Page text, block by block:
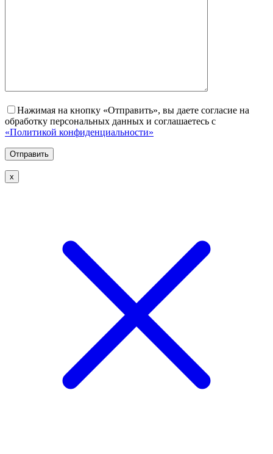
Нажимая на кнопку «Отправить», вы даете согласие на
обработку персональных данных и соглашаетесь с
«Политикой конфиденциальности»
х